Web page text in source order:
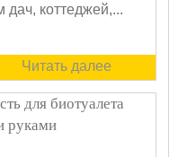
дач, коттеджей,...
Читать далее
для биотуалета
руками